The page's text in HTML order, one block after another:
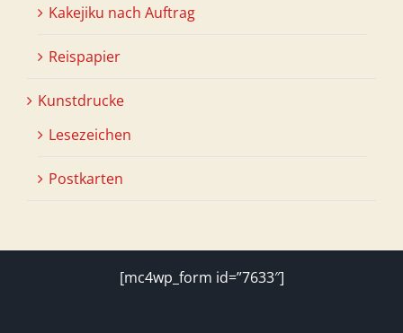
Kakejiku nach Auftrag
Reispapier
Kunstdrucke
Lesezeichen
Postkarten
[mc4wp_form id=”7633″]